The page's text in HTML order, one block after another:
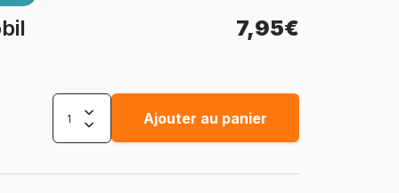
7,95€
Ajouter au panier